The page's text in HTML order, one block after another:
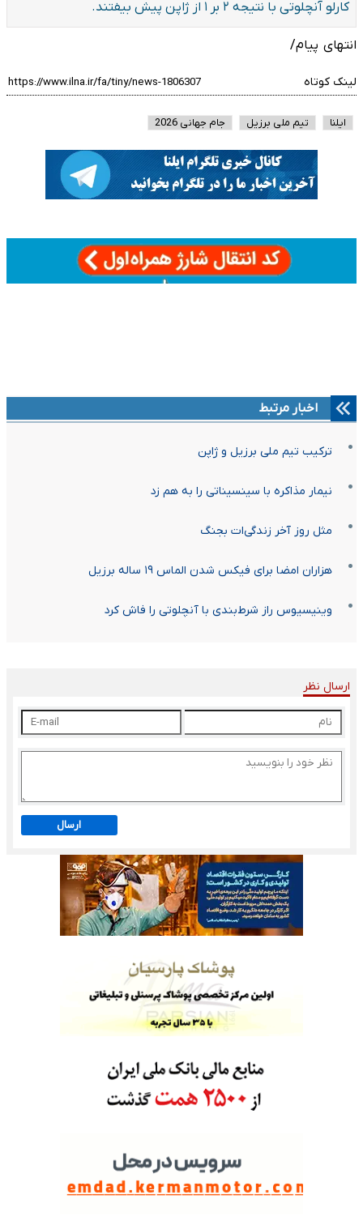
کارلو آنچلوتی با نتیجه ۲ بر ۱ از ژاپن پیش بیفتند.
انتهای پیام/
لینک کوتاه
ایلنا تیم ملی برزیل جام جهانی 2026
اخبار مرتبط
ترکیب تیم ملی برزیل و ژاپن
نیمار مذاکره با سینسیناتی را به هم زد
مثل روز آخر زندگی‌ات بجنگ
هزاران امضا برای فیکس شدن الماس ۱۹ ساله برزیل
وینیسیوس راز شرط‌بندی با آنچلوتی را فاش کرد
ارسال نظر
ارسال